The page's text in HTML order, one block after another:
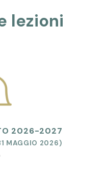
lezioni
2026-2027
MAGGIO 2026)